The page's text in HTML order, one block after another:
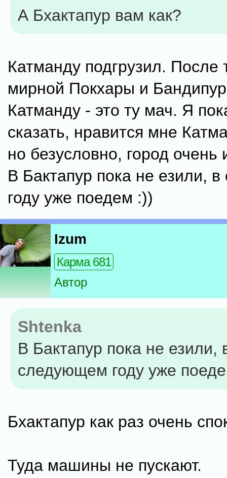
А Бхактапур вам как?
Катманду подгрузил. После
мирной Покхары и
Катманду - это ту мач. Я
сказать, нравится мне
но безусловно, город очень
В Бактапур пока не езили,
году уже поедем :))
Izum
Карма 681
Автор
Shtenka
В Бактапур пока не езили,
следующем году уже
Бхактапур как раз очень
Туда машины не пускают.